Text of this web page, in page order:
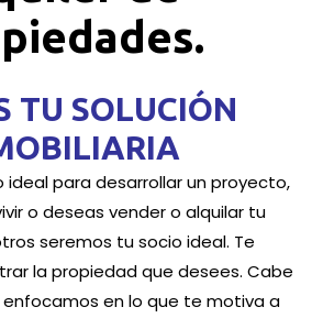
TU SOLUCIÓN
ideal para desarrollar un proyecto,
o deseas vender o alquilar tu
seremos tu socio ideal. Te
la propiedad que desees. Cabe
en lo que te motiva a